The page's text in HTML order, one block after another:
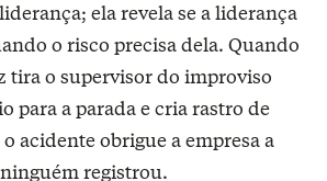
ela revela se a liderança
o risco precisa dela. Quando
tira o supervisor do improviso
para a parada e cria rastro de
acidente obrigue a empresa a
registrou.